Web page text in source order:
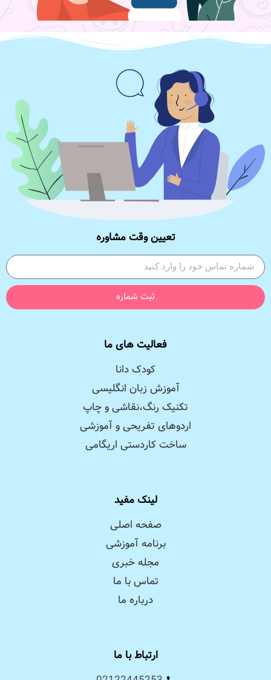
ارتباط با ما
لینک مفید
صفحه اصلی
برنامه آموزشی
مجله خبری
تماس با ما
درباره ما
فعالیت های ما
کودک دانا
آموزش زبان انگلیسی
تکنیک رنگ،نقاشی و چاپ
اردوهای تفریحی و آموزشی
ساخت کاردستی اریگامی
تعیین وقت مشاوره
ثبت شماره